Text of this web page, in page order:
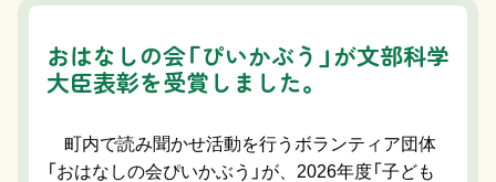
おはなしの会「ぴいかぶう」が文部科学
大臣表彰を受賞しました。
町内で読み聞かせ活動を行うボランティア団体
「おはなしの会ぴいかぶう」が、2026年度「子ども